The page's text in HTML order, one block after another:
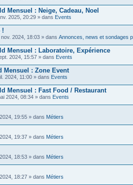
Mensuel : Neige, Cadeau, Noel
2025, 20:29 » dans Events
!
2024, 18:03 » dans Annonces, news et sondages
Mensuel : Laboratoire, Expérience
2024, 15:57 » dans Events
Mensuel : Zone Event
2024, 11:00 » dans Events
Mensuel : Fast Food / Restaurant
2024, 08:34 » dans Events
19:55 » dans Métiers
19:37 » dans Métiers
18:53 » dans Métiers
18:27 » dans Métiers